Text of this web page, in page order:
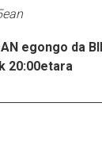
egongo da
20:00etara